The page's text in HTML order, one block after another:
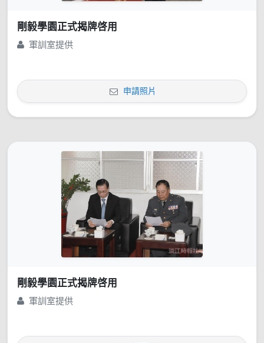
剛毅學園正式揭牌啓用
軍訓室提供
申請照片
剛毅學園正式揭牌啓用
軍訓室提供